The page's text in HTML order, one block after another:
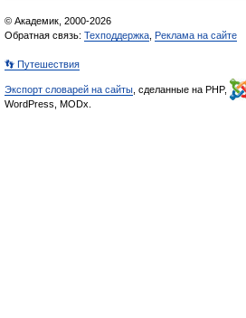
© Академик, 2000-2026
Обратная связь: Техподдержка Реклама на сайте
👣 Путешествия
Экспорт словарей на сайты , сделанные на PHP,
WordPress, MODx.